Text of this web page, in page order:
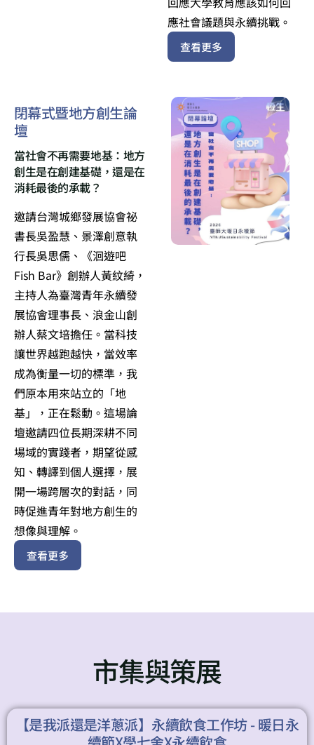
應社會議題與永續挑戰。
查看更多
閉幕式暨地方創生論
壇
當社會不再需要地基：地方
創生是在創建基礎，還是在
消耗最後的承載？
邀請台灣城鄉發展協會祕
書長吳盈慧、景澤創意執
行長吳思儒、《洄遊吧
Fish Bar》創辦人黃紋綺，
主持人為臺灣青年永續發
展協會理事長、浪金山創
辦人蔡文培擔任。當科技
讓世界越跑越快，當效率
成為衡量一切的標準，我
們原本用來站立的「地
基」，正在鬆動。這場論
壇邀請四位長期深耕不同
場域的實踐者，期望從感
知、轉譯到個人選擇，展
開一場跨層次的對話，同
時促進青年對地方創生的
想像與理解。
查看更多
市集與策展
【是我派還是洋蔥派】永續飲食工作坊 - 暖日永